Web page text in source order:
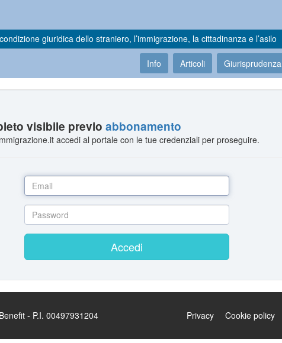
giuridica dello straniero, l’immigrazione, la cittadinanza e l’asilo
Info Articoli Giurisprudenza
visibile previoabbonamento
accedi al portale con le tue credenziali per proseguire.
Accedi
- P.I. 00497931204 Privacy Cookie policy